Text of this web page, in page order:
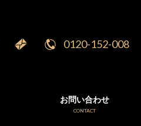
0120-152-008
お問い合わせ
CONTACT